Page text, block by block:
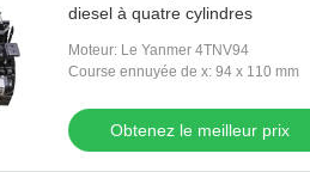
diesel à quatre cylindres
Moteur: Le Yanmer 4TNV94
Course ennuyée de x: 94 x 110 mm
Obtenez le meilleur prix